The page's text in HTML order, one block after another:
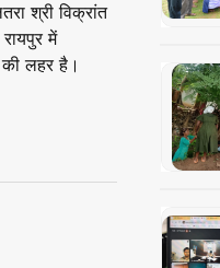
श्री विक्रांत
में
की लहर है।